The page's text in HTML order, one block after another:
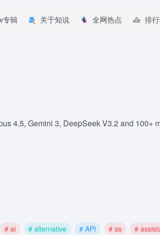
专辑 关于知说 全网热点 排
4.5, Gemini 3, DeepSeek V3.2 and 100+
# ai # alternative # API # as
#